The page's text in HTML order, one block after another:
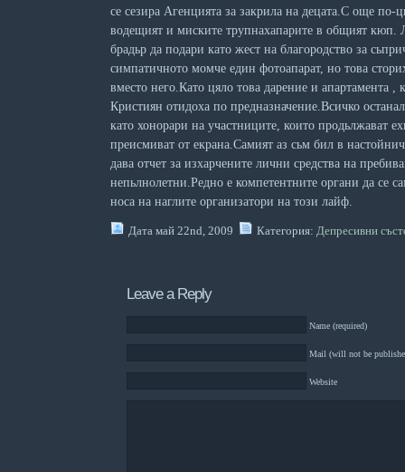
се сезира Агенцията за закрила на децата.С още
водещият и миските трупнахапарите в общият кюп.
брадьр да подари като жест на благородство за
симпатичното момче един фотоапарат, но това
вместо него.Като цяло това дарение и апартамента ,
Кристиян отидоха по предназначение.Всичко
като хонорари на участниците, които продьлжават
преисмиват от екрана.Самият аз сьм бил в
дава отчет за изхарчените лични средства на
непьлнолетни.Редно е компетентните органи да се
носа на наглите организатори на този лайф.
Дата май 22nd, 2009 Категория: Депресивни
Leave a Reply
Name (required)
Mail (will not be
Website